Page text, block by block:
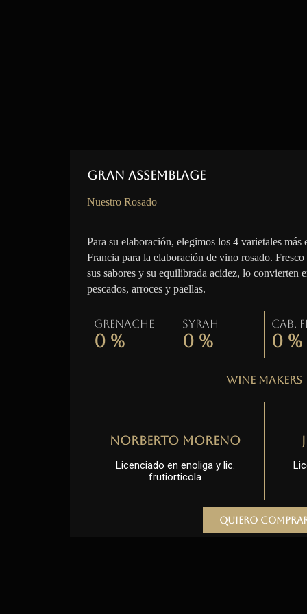
Gran Assemblage
Nuestro Rosado
Para su elaboración, elegimos los 4 varietales más
Francia para la elaboración de vino rosado.
sus sabores y su equilibrada acidez, lo convierten
pescados, arroces y paellas.
Grenache
0 %
Syrah
0 %
Cab.
0 %
Wine Makers
Norberto Moreno
Licenciado en enoliga y lic.
frutiorticola
Quiero